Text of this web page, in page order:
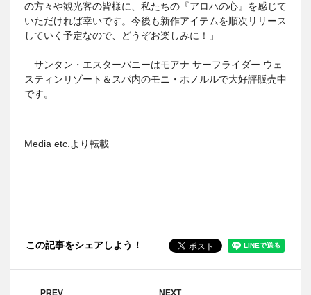
の方々や観光客の皆様に、私たちの『アロハの心』を感じて
いただければ幸いです。今後も新作アイテムを順次リリース
していく予定なので、どうぞお楽しみに！」
サンタン・エスターバニーはモアナ サーフライダー ウェ
スティンリゾート＆スパ内のモニ・ホノルルで大好評販売中
です。
Media etc.より転載
この記事をシェアしよう！
PREV NEXT